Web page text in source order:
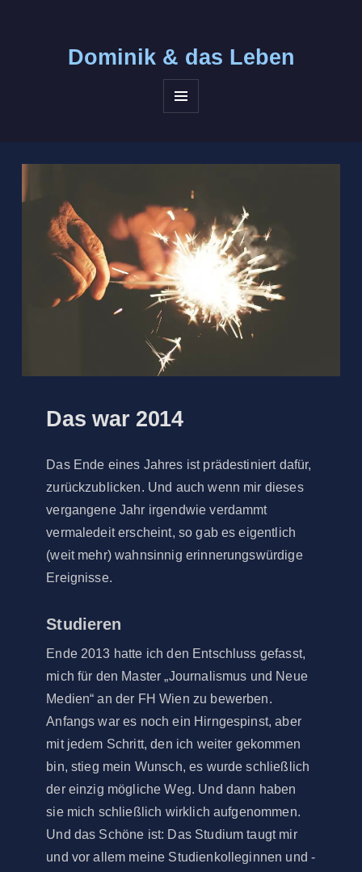
Dominik & das Leben
Das war 2014
Das Ende eines Jahres ist prädestiniert dafür,
zurückzublicken. Und auch wenn mir dieses
vergangene Jahr irgendwie verdammt
vermaledeit erscheint, so gab es eigentlich
(weit mehr) wahnsinnig erinnerungswürdige
Ereignisse.
Studieren
Ende 2013 hatte ich den Entschluss gefasst,
mich für den Master „Journalismus und Neue
Medien“ an der FH Wien zu bewerben.
Anfangs war es noch ein Hirngespinst, aber
mit jedem Schritt, den ich weiter gekommen
bin, stieg mein Wunsch, es wurde schließlich
der einzig mögliche Weg. Und dann haben
sie mich schließlich wirklich aufgenommen.
Und das Schöne ist: Das Studium taugt mir
und vor allem meine Studienkolleginnen und -